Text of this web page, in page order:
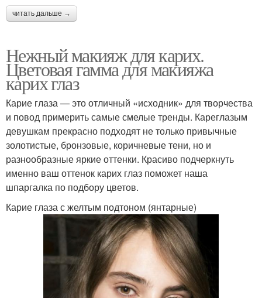
читать дальше →
Нежный макияж для карих.
Цветовая гамма для макияжа
карих глаз
Карие глаза — это отличный «исходник» для творчества
и повод примерить самые смелые тренды. Кареглазым
девушкам прекрасно подходят не только привычные
золотистые, бронзовые, коричневые тени, но и
разнообразные яркие оттенки. Красиво подчеркнуть
именно ваш оттенок карих глаз поможет наша
шпаргалка по подбору цветов.
Карие глаза с желтым подтоном (янтарные)